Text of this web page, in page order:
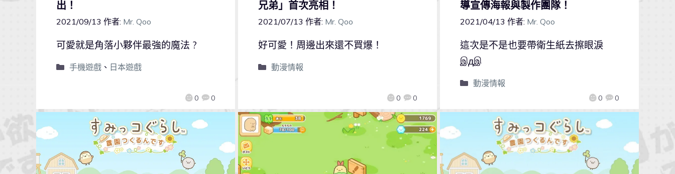
出！
2021/09/13 作者: Mr. Qoo
0 0
可愛就是角落小夥伴最強的魔法 ?
手機遊戲、 日本遊戲
兄弟」首次亮相！
2021/07/13 作者: Mr. Qoo
0 0
好可愛！周邊出來還不買爆！
動漫情報
導宣傳海報與製作團隊！
2021/04/13 作者: Mr. Qoo
0 0
這次是不是也要帶衛生紙去擦眼淚
இдஇ
動漫情報